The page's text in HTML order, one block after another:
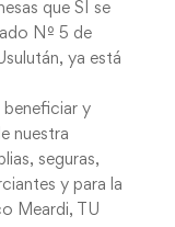
que SI se
Nº 5 de
ya está
beneficiar y
nuestra
seguras,
y para la
Meardi, TU